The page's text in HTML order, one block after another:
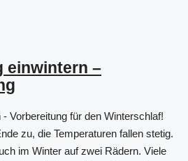
einwintern –
Vorbereitung für den Winterschlaf!
zu, die Temperaturen fallen stetig.
im Winter auf zwei Rädern. Viele